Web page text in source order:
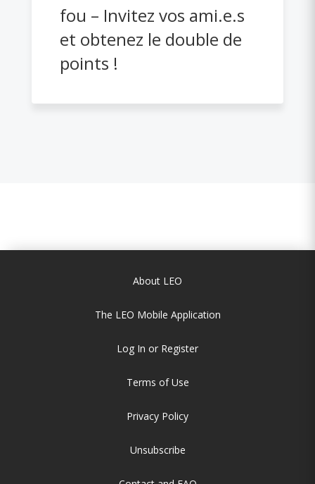
fou – Invitez vos ami.e.s
et obtenez le double de
points !
About LEO
The LEO Mobile Application
Log In or Register
Terms of Use
Privacy Policy
Unsubscribe